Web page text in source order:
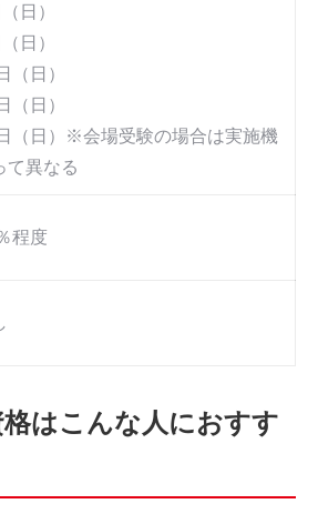
日）
日）
（日）
（日）
（日）※会場受験の場合は実施機
て異なる
程度
格はこんな人におすす